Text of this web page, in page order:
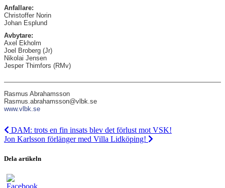
Anfallare:
Christoffer Norin
Johan Esplund
Avbytare:
Axel Ekholm
Joel Broberg (Jr)
Nikolai Jensen
Jesper Thimfors (RMv)
Rasmus Abrahamsson
Rasmus.abrahamsson@vlbk.se
www.vlbk.se
DAM: trots en fin insats blev det förlust mot VSK!
Jon Karlsson förlänger med Villa Lidköping!
Dela artikeln